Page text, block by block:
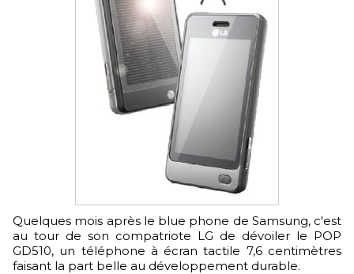
Quelques mois après le blue phone de Samsung, c'est
au tour de son compatriote LG de dévoiler le POP
GD510, un téléphone à écran tactile 7,6 centimètres
faisant la part belle au développement durable.